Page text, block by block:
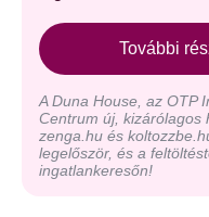
További
A Duna House, az OTP
Centrum új, kizárólagos
zenga.hu és
legelőször, és a
ingatlankeresőn!